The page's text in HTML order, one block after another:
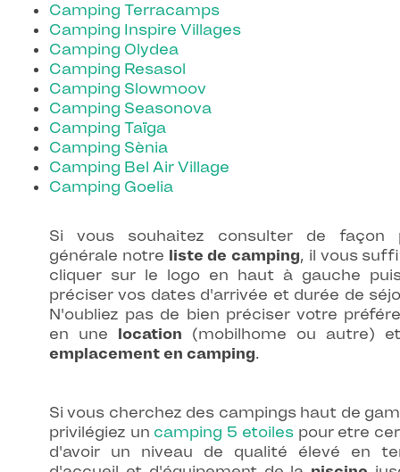
Camping Terracamps
Camping Inspire Villages
Camping Olydea
Camping Resasol
Camping Slowmoov
Camping Seasonova
Camping Taïga
Camping Sènia
Camping Bel Air Village
Camping Goelia
Si vous souhaitez consulter de façon
générale notre liste de camping, il vous
cliquer sur le logo en haut à gauche
préciser vos dates d'arrivée et durée de
N'oubliez pas de bien préciser votre
en une location (mobilhome ou autre)
emplacement en camping.
Si vous cherchez des campings haut de
privilégiez un camping 5 etoilespour etre
d'avoir un niveau de qualité élevé en